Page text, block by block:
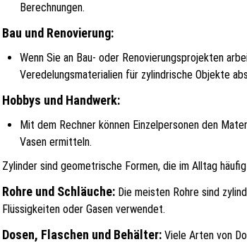
Berechnungen.
Bau und Renovierung:
Wenn Sie an Bau- oder Renovierungsprojekten
Veredelungsmaterialien für zylindrische Objekte
Hobbys und Handwerk:
Mit dem Rechner können Einzelpersonen den
Vasen ermitteln.
Zylinder sind geometrische Formen, die im Alltag
Rohre und Schläuche: Die meisten Rohre sind
Flüssigkeiten oder Gasen verwendet.
Dosen, Flaschen und Behälter: Viele Arten von